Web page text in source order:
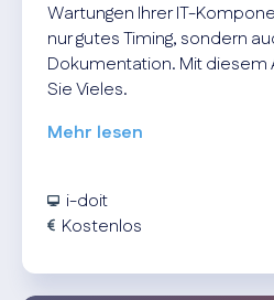
Wartungen Ihrer IT-
nur gutes Timing, sondern
Dokumentation. Mit
Sie Vieles.
Mehr lesen
i-doit
Kostenlos